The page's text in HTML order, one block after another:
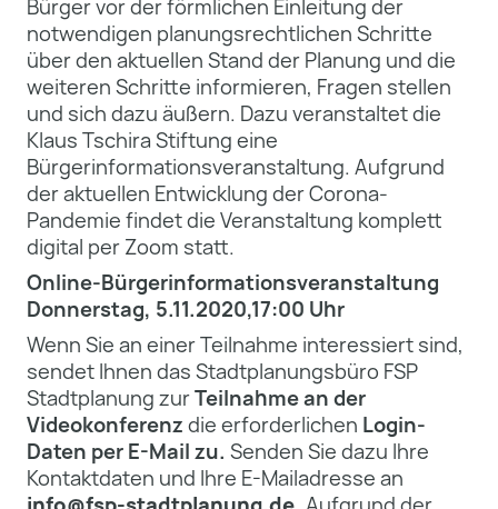
Bürger vor der förmlichen Einleitung der
notwendigen planungsrechtlichen Schritte
über den aktuellen Stand der Planung und die
weiteren Schritte informieren, Fragen stellen
und sich dazu äußern. Dazu veranstaltet die
Klaus Tschira Stiftung eine
Bürgerinformationsveranstaltung. Aufgrund
der aktuellen Entwicklung der Corona-
Pandemie findet die Veranstaltung komplett
digital per Zoom statt.
Online-Bürgerinformationsveranstaltung
Donnerstag, 5.11.2020,17:00 Uhr
Wenn Sie an einer Teilnahme interessiert sind,
sendet Ihnen das Stadtplanungsbüro FSP
Stadtplanung zurTeilnahme an der
Videokonferenzdie erforderlichen Login-
Daten per E-Mail zu. Senden Sie dazu Ihre
Kontaktdaten und Ihre E-Mailadresse an